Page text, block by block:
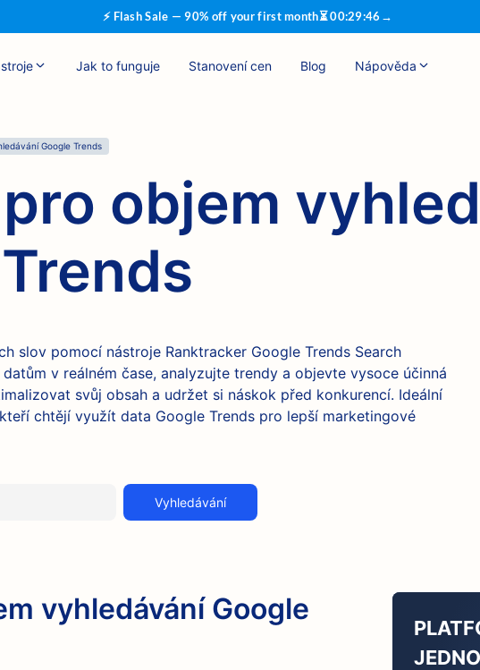
⚡ Flash Sale — 90% off your first month⏳00:29:45 →
Jak to funguje Stanovení cen Blog Nápověda
Google Trends
objem
slov pomocí nástroje Ranktracker Google Trends Search
v reálném čase, analyzujte trendy a objevte vysoce účinná
svůj obsah a udržet si náskok před konkurencí. Ideální
chtějí využít data Google Trends pro lepší marketingové
Vyhledávání
vyhledávání Google